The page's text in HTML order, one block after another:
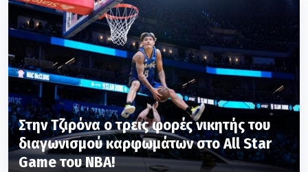
Στην Τζιρόνα ο τρεις φορές νικητής του
διαγωνισμού καρφωμάτων στο All Star
Game του ΝΒΑ!